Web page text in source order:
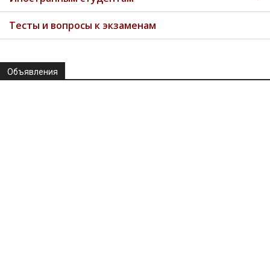
Тесты и вопросы к экзаменам
Объявления